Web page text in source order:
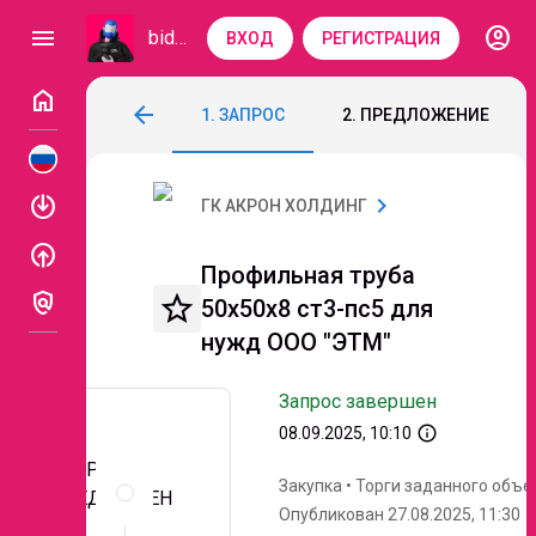
menu bidzaar ВХОД РЕГИСТРАЦИЯ
account_circle
home
enable
enable
policy
arrow_back
Профильная труба 50х50х8 ст3-пс5
1. ЗАПРОС 2. ПРЕДЛОЖЕНИЕ
ГК АКРОН ХОЛДИНГ chevron_right
star_border
Профильная труба
50х50х8 ст3-пс5 для
нужд ООО "ЭТМ"
ЗАПРОС
ПРЕДЛОЖЕН
Запрос завершен
08.09.2025, 10:10 info_outline
Закупка • Торги заданного
Опубликован 27.08.2025, 11:30